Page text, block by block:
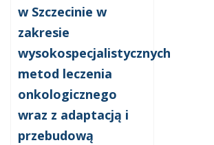
w Szczecinie w
zakresie
wysokospecjalistycznych
metod leczenia
onkologicznego
wraz z adaptacją i
przebudową